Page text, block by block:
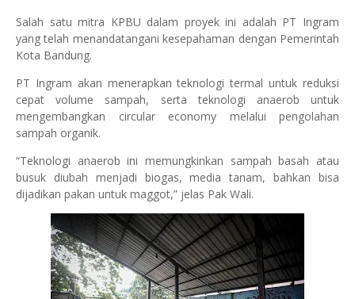
Salah satu mitra KPBU dalam proyek ini adalah PT Ingram
yang telah menandatangani kesepahaman dengan Pemerintah
Kota Bandung.
PT Ingram akan menerapkan teknologi termal untuk reduksi
cepat volume sampah, serta teknologi anaerob untuk
mengembangkan circular economy melalui pengolahan
sampah organik.
“Teknologi anaerob ini memungkinkan sampah basah atau
busuk diubah menjadi biogas, media tanam, bahkan bisa
dijadikan pakan untuk maggot,” jelas Pak Wali.